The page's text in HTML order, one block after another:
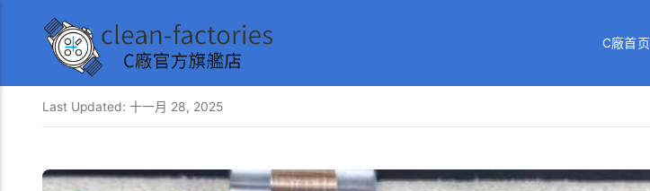
C廠首页
Last Updated: 十一月 28, 2025